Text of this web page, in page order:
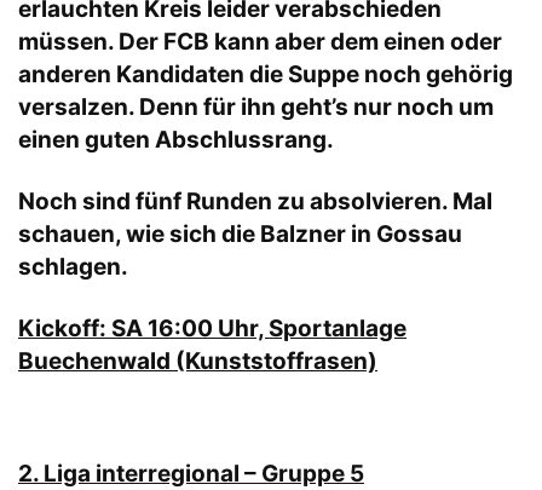
erlauchten Kreis leider verabschieden
müssen. Der FCB kann aber dem einen oder
anderen Kandidaten die Suppe noch gehörig
versalzen. Denn für ihn geht’s nur noch um
einen guten Abschlussrang.
Noch sind fünf Runden zu absolvieren. Mal
schauen, wie sich die Balzner in Gossau
schlagen.
Kickoff: SA 16:00 Uhr, Sportanlage
Buechenwald (Kunststoffrasen)
2. Liga interregional – Gruppe 5